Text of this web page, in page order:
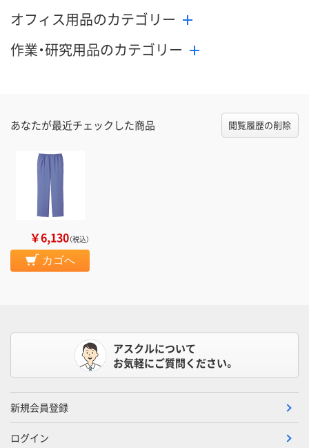
オフィス用品のカテゴリー
作業・研究用品のカテゴリー
あなたが最近チェックした商品 閲覧履歴の削除
￥6,130（税込）
カゴへ
アスクルについて
お気軽にご質問ください。
新規会員登録
ログイン